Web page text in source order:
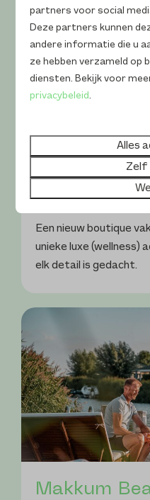
Woodz
Een nieuw boutique
unieke luxe (wellness)
elk detail is gedacht.
Makkum
partners voor social
Deze partners kunnen
andere informatie die u
ze hebben verzameld op
diensten. Bekijk voor
privacybeleid.
Alles
Zelf